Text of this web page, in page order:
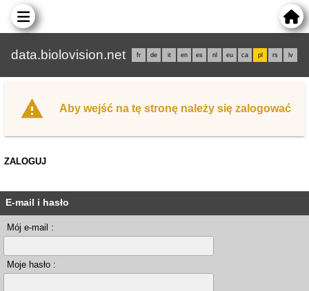
data.biolovision.net fr de it en es nl eu ca pl rs lv
Aby wejść na tę stronę należy się zalogować
ZALOGUJ
E-mail i hasło
Mój e-mail :
Moje hasło :